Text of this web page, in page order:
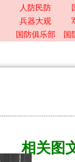
人防民防
兵器大观
国防俱乐部 国
相关图